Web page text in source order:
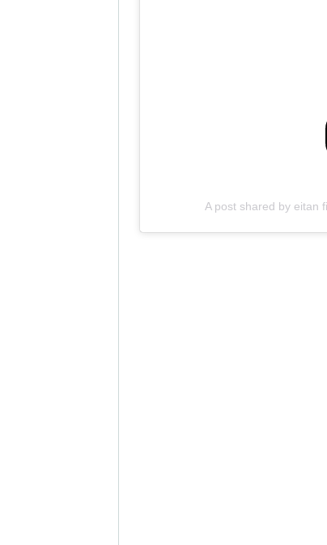
A post shared by eitan